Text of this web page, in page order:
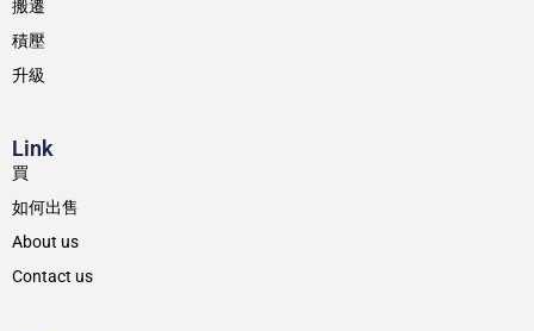
搬遷
積壓
升級
Link
買
如何出售
About us
Contact us